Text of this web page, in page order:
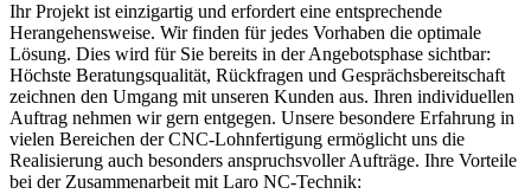
Ihr Projekt ist einzigartig und erfordert eine entsprechende
Herangehensweise. Wir finden für jedes Vorhaben die optimale
Lösung. Dies wird für Sie bereits in der Angebotsphase sichtbar:
Höchste Beratungsqualität, Rückfragen und Gesprächsbereitschaft
zeichnen den Umgang mit unseren Kunden aus. Ihren individuellen
Auftrag nehmen wir gern entgegen. Unsere besondere Erfahrung in
vielen Bereichen der CNC-Lohnfertigung ermöglicht uns die
Realisierung auch besonders anspruchsvoller Aufträge. Ihre Vorteile
bei der Zusammenarbeit mit Laro NC-Technik: